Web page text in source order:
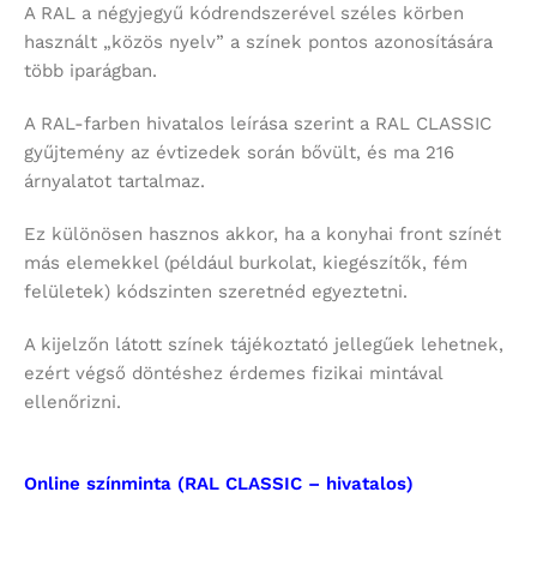
A RAL a négyjegyű kódrendszerével széles körben
használt „közös nyelv” a színek pontos azonosítására
több iparágban.
A RAL-farben hivatalos leírása szerint a RAL CLASSIC
gyűjtemény az évtizedek során bővült, és ma 216
árnyalatot tartalmaz.
Ez különösen hasznos akkor, ha a konyhai front színét
más elemekkel (például burkolat, kiegészítők, fém
felületek) kódszinten szeretnéd egyeztetni.
A kijelzőn látott színek tájékoztató jellegűek lehetnek,
ezért végső döntéshez érdemes fizikai mintával
ellenőrizni.
Online színminta (RAL CLASSIC – hivatalos)